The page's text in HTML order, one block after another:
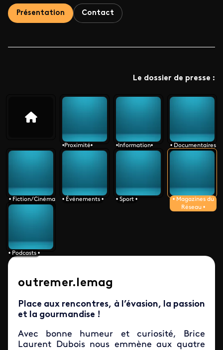
Présentation Contact
Le dossier de presse :
•Proximité• •Information•
• Documentaires
• Fiction/Cinéma
• Événements • • Sport •
• Magazines du
Réseau •
• Podcasts •
outremer.lemag
Place aux rencontres, à l’évasion, la passion
et la gourmandise !
Avec bonne humeur et curiosité, Brice
Laurent Dubois nous emmène aux quatre